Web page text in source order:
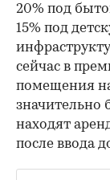
20% под
15% под
сейчас в
помещения
значительно
находят
после ввода